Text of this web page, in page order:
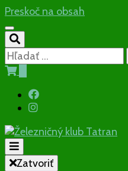
Preskoč na obsah
Hľadať:
Občianske združenie
Zatvoriť